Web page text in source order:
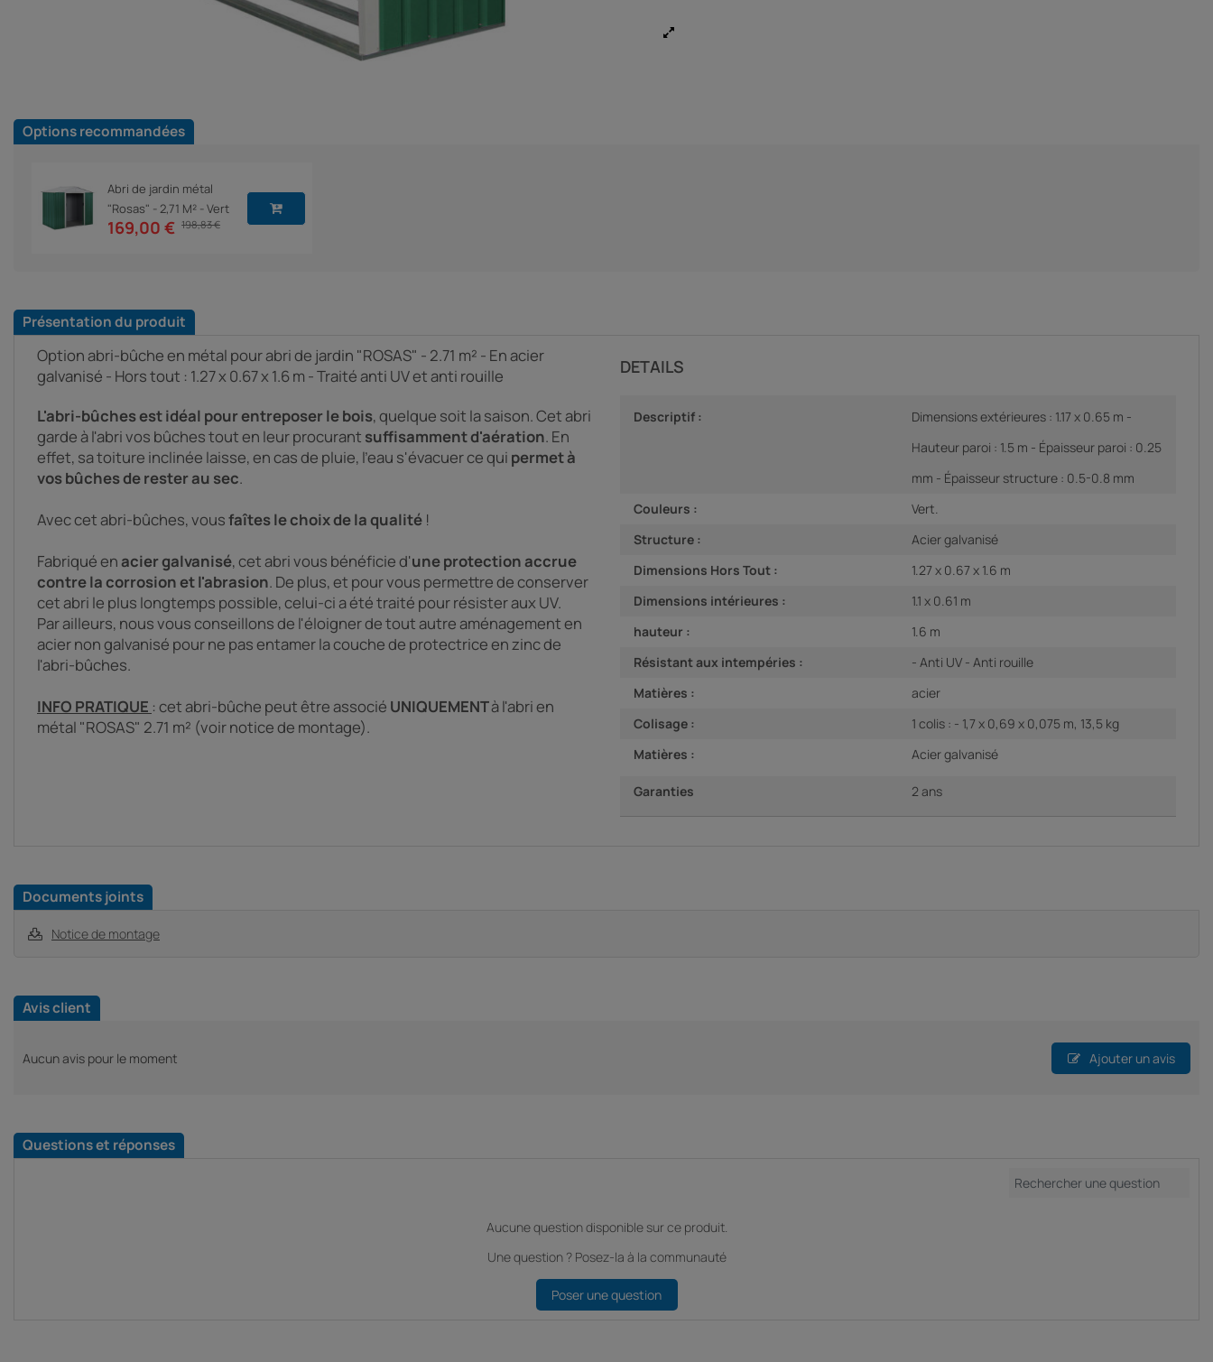
Options recommandées
Abri de jardin métal
"Rosas" - 2,71 M² - Vert
169,00 € 198,83 €
Présentation du produit
Option abri-bûche en métal pour abri de jardin "ROSAS" - 2.71 m² - En acier
galvanisé - Hors tout : 1.27 x 0.67 x 1.6 m - Traité anti UV et anti rouille
L'abri-bûches est idéal pour entreposer le bois, quelque soit la saison. Cet abri
garde à l'abri vos bûches tout en leur procurant suffisamment d'aération. En
effet, sa toiture inclinée laisse, en cas de pluie, l'eau s'évacuer ce qui permet à
vos bûches de rester au sec.
Avec cet abri-bûches, vousfaîtes le choix de la qualité !
Fabriqué enacier galvanisé, cet abri vous bénéficie d'une protection accrue
contre la corrosion et l'abrasion. De plus, et pour vous permettre de conserver
cet abri le plus longtemps possible, celui-ci a été traité pour résister aux UV.
Par ailleurs, nous vous conseillons de l'éloigner de tout autre aménagement en
acier non galvanisé pour ne pas entamer la couche de protectrice en zinc de
l'abri-bûches.
INFO PRATIQUE : cet abri-bûche peut être associé UNIQUEMENTà l'abri en
métal "ROSAS" 2.71 m² (voir notice de montage).
DETAILS
Descriptif :
Dimensions extérieures : 1.17 x 0.65 m -
Hauteur paroi : 1.5 m - Épaisseur paroi : 0.25
mm - Épaisseur structure : 0.5-0.8 mm
Couleurs :
Vert.
Structure :
Acier galvanisé
Dimensions Hors Tout :
1.27 x 0.67 x 1.6 m
Dimensions intérieures :
1.1 x 0.61 m
hauteur :
1.6 m
Résistant aux intempéries :
- Anti UV - Anti rouille
Matières :
acier
Colisage :
1 colis : - 1,7 x 0,69 x 0,075 m, 13,5 kg
Matières :
Acier galvanisé
Garanties 2 ans
Documents joints
Notice de montage
Avis client
Aucun avis pour le moment Ajouter un avis
Questions et réponses
Aucune question disponible sur ce produit.
Une question ? Posez-la à la communauté
Poser une question